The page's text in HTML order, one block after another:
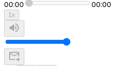
00:00 00:00
1x